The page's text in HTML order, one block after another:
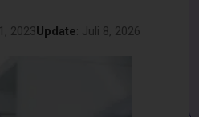
2023Update: Juli 8, 2026